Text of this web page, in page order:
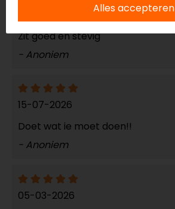
Zit goed en stevig
- Anoniem
15-07-2026
Doet wat ie moet doen!!
- Anoniem
05-03-2026
Alles accepteren